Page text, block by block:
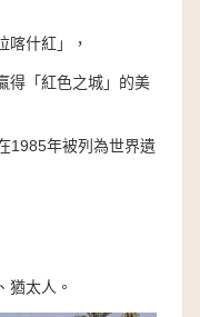
喀什紅」，
得「紅色之城」的美
1985年被列為世界遺
猶太人。